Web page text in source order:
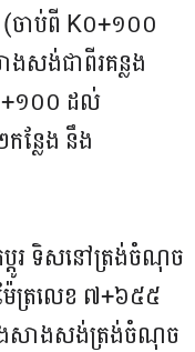
(ចាប់ពី K០+១០០
ង់ជាពីរគន្លង
+១០០ ដល់
លែង នឹង
ប្តូរ ទិសនៅត្រង់ចំណុច
ែត្រលេខ ៧+៦៥៥
និងសាងសង់ត្រង់ចំណុច